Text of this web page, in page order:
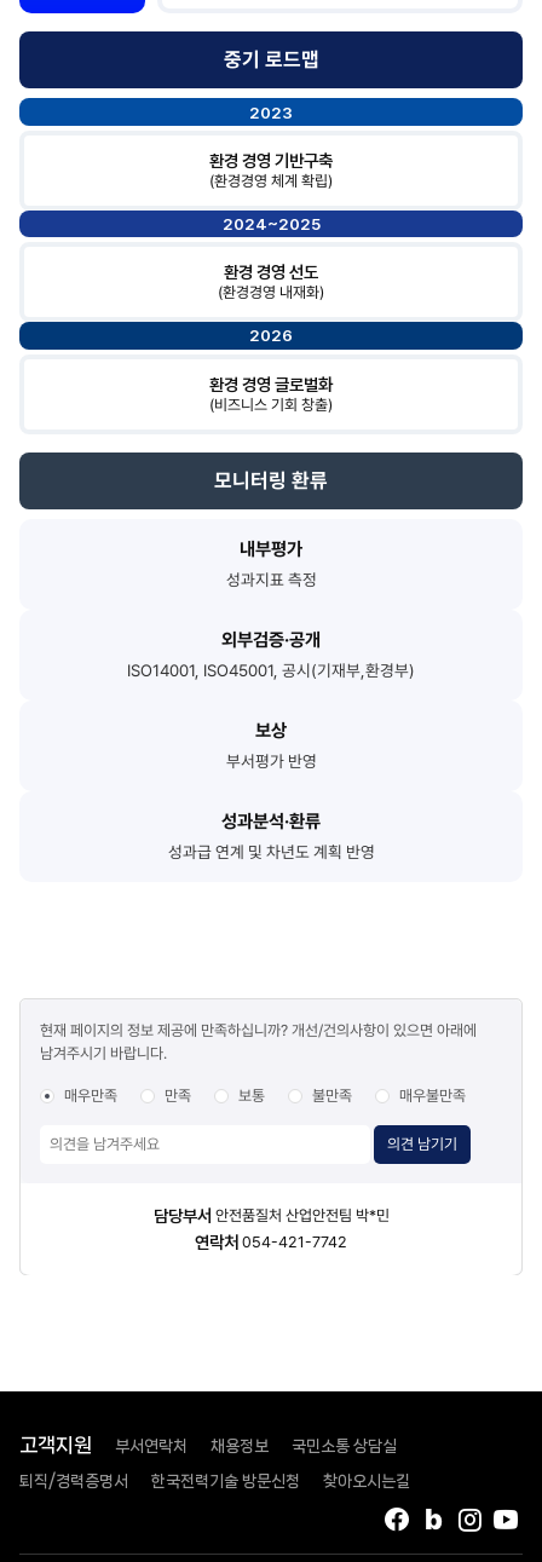
중기 로드맵
2023
환경 경영 기반구축
(환경경영 체계 확립)
2024~2025
환경 경영 선도
(환경경영 내재화)
2026
환경 경영 글로벌화
(비즈니스 기회 창출)
모니터링 환류
내부평가
성과지표 측정
외부검증·공개
ISO14001, ISO45001, 공시(기재부,환경부)
보상
부서평가 반영
성과분석·환류
성과급 연계 및 차년도 계획 반영
만족도
조사
현재 페이지의 정보 제공에 만족하십니까? 개선/건의사항이 있으면 아래에
남겨주시기 바랍니다.
매우만족 만족 보통 불만족 매우불만족
의견 남기기
담당부서 안전품질처 산업안전팀 박*민
연락처 054-421-7742
고객지원 부서연락처 채용정보 국민소통 상담실
퇴직/경력증명서 한국전력기술 방문신청 찾아오시는길